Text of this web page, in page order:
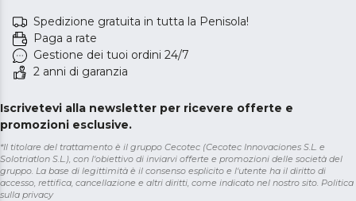
Spedizione gratuita in tutta la Penisola!
Paga a rate
Gestione dei tuoi ordini 24/7
2 anni di garanzia
Iscrivetevi alla newsletter per ricevere offerte e
promozioni esclusive.
*Il titolare del trattamento è il gruppo Cecotec (Cecotec Innovaciones S.L. e
Solotriatlon S.L.), con l'obiettivo di inviarvi offerte e promozioni delle società del
gruppo. La base di legittimità è il consenso esplicito e l'utente ha il diritto di
accesso, rettifica, cancellazione e altri diritti, come indicato nel nostro sito. Politica
sulla privacy